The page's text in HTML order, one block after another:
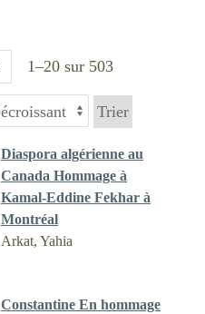
1–20 sur 503
Trier
Diaspora algérienne au
Canada Hommage à
Kamal-Eddine Fekhar à
Montréal
Arkat, Yahia
Constantine En hommage